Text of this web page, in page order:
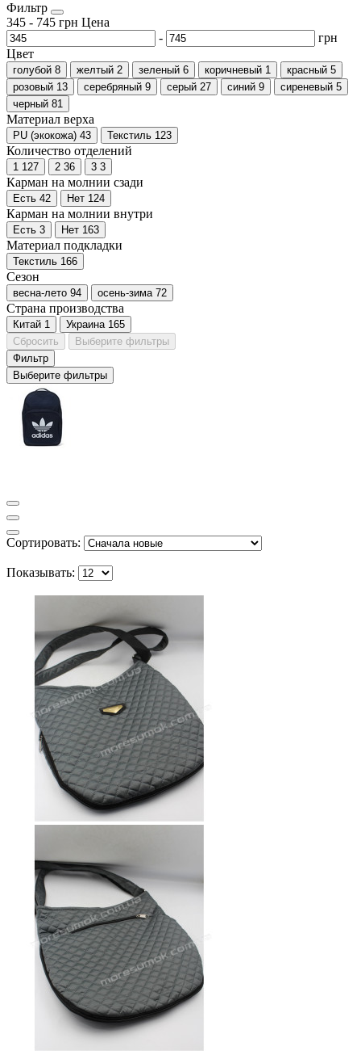
Фильтр
345 - 745 грн Цена
-
грн
Цвет
голубой 8 желтый 2 зеленый 6 коричневый 1 красный 5
розовый 13 серебряный 9 серый 27 синий 9 сиреневый 5
черный 81
Материал верха
PU (экокожа) 43 Текстиль 123
Количество отделений
1 127 2 36 3 3
Карман на молнии сзади
Есть 42 Нет 124
Карман на молнии внутри
Есть 3 Нет 163
Материал подкладки
Текстиль 166
Сезон
весна-лето 94 осень-зима 72
Страна производства
Китай 1 Украина 165
Сбросить
Выберите фильтры
Фильтр
Выберите фильтры
Сортировать:
Показывать: